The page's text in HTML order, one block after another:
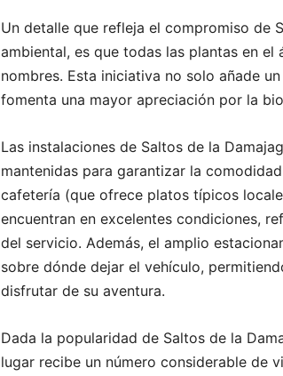
Un detalle que refleja el compromiso de
ambiental, es que todas las plantas en
nombres. Esta iniciativa no solo añade
fomenta una mayor apreciación por la
Las instalaciones de Saltos de la
mantenidas para garantizar la
cafetería (que ofrece platos típicos
encuentran en excelentes condiciones,
del servicio. Además, el amplio
sobre dónde dejar el vehículo,
disfrutar de su aventura.
Dada la popularidad de Saltos de la
lugar recibe un número considerable de